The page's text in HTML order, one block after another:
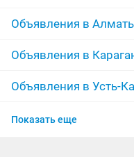
Объявления в
Объявления в
Объявления в Усть-
Объявления в Актобе
Показать еще